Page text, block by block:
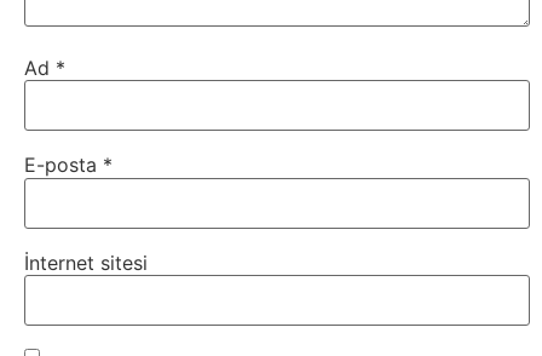
Ad *
E-posta *
İnternet sitesi